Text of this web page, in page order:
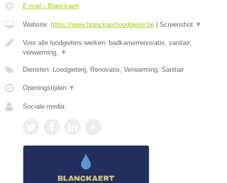
E-mail › Blanckaert
Website: https://www.blanckaertloodgieter.be Screenshot ▼
Voor alle loodgieters werken: badkamerrenovatie, sanitair,
verwarming,
▼
Diensten: Loodgieterij, Renovatie, Verwarming, Sanitair
Openingstijden ▼
Sociale media: